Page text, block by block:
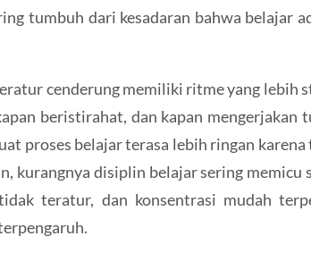
tumbuh dari kesadaran bahwa belajar
cenderung memiliki ritme yang lebih
beristirahat, dan kapan mengerjakan
proses belajar terasa lebih ringan
kurangnya disiplin belajar sering memicu
teratur, dan konsentrasi mudah